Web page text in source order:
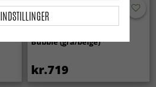
Bubble (grå/beige)
kr.719
INDSTILLINGER